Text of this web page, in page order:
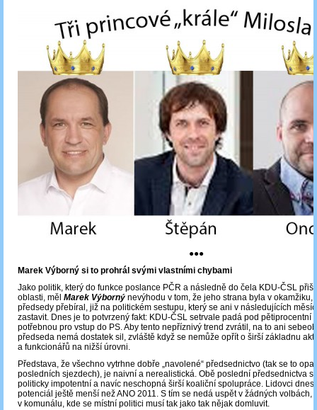
●●●
Marek Výborný si to prohrál svými vlastními chybami
Jako politik, který do funkce poslance PČR a následně do čela KDU-ČSL
oblasti, měl Marek Výborný nevýhodu v tom, že jeho strana byla v okamžiku,
předsedy přebíral, již na politickém sestupu, který se ani v následujících
zastavit. Dnes je to potvrzený fakt: KDU-ČSL setrvale padá pod pětiprocentní
potřebnou pro vstup do PS. Aby tento nepříznivý trend zvrátil, na to ani
předseda nemá dostatek sil, zvláště když se nemůže opřít o širší základnu
a funkcionářů na nižší úrovni.
Představa, že všechno vytrhne dobře „navolené“ předsednictvo (tak se to
posledních sjezdech), je naivní a nerealistická. Obě poslední předsednictva
politicky impotentní a navíc neschopná širší koaliční spolupráce. Lidovci dnes
potenciál ještě menší než ANO 2011. S tím se nedá uspět v žádných volbách,
v komunálu, kde se místní politici musí tak jako tak nějak domluvit.